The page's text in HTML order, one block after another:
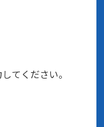
てください。